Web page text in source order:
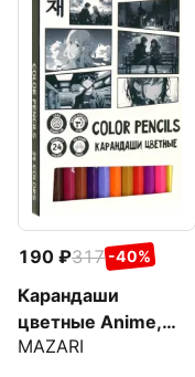
190 317 -40%
Карандаши
цветные Anime,
пластиковые, 24
MAZARI